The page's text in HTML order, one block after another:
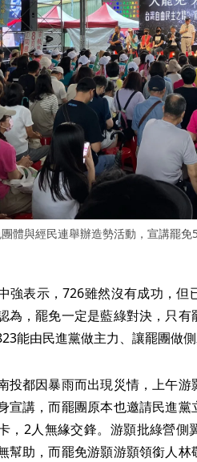
體與經民連舉辦造勢活動，宣講罷
強表示，726雖然沒有成功，但